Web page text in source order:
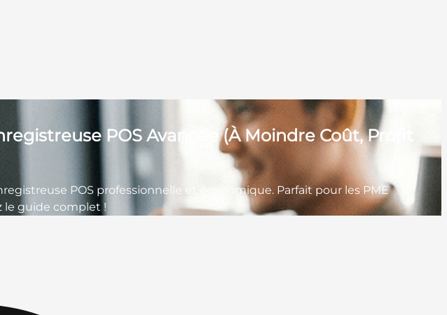
POS Avancée (À Moindre Coût, Profit
POS professionnelle et économique. Parfait pour les PME
le guide complet !